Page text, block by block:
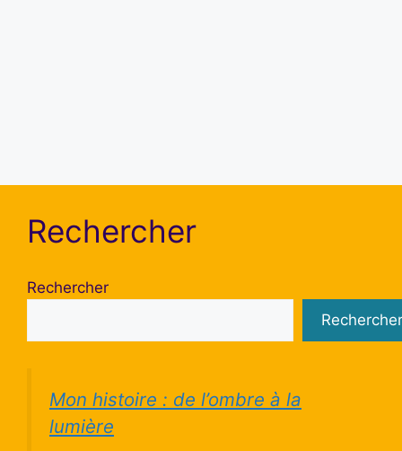
Rechercher
Rechercher
Rechercher
Mon histoire : de l’ombre à la
lumière